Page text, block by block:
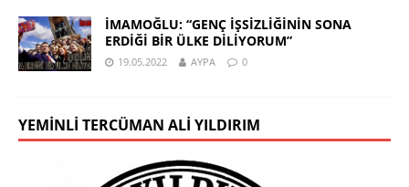
İMAMOĞLU: “GENÇ İŞSİZLİĞİNİN SONA
ERDİĞİ BİR ÜLKE DİLİYORUM”
19.05.2022 AYPA 0
YEMINLI TERCÜMAN ALI YILDIRIM